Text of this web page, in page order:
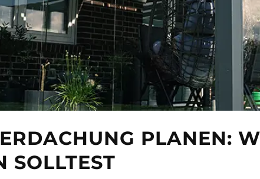
PLANEN:
SOLLTEST